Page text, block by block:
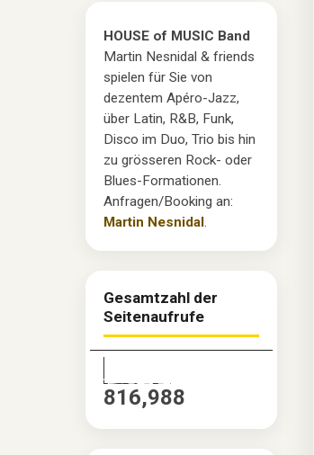
HOUSE of MUSIC Band
Martin Nesnidal & friends
spielen für Sie von
dezentem Apéro-Jazz,
über Latin, R&B, Funk,
Disco im Duo, Trio bis hin
zu grösseren Rock- oder
Blues-Formationen.
Anfragen/Booking an:
Martin Nesnidal.
Gesamtzahl der
Seitenaufrufe
816,988